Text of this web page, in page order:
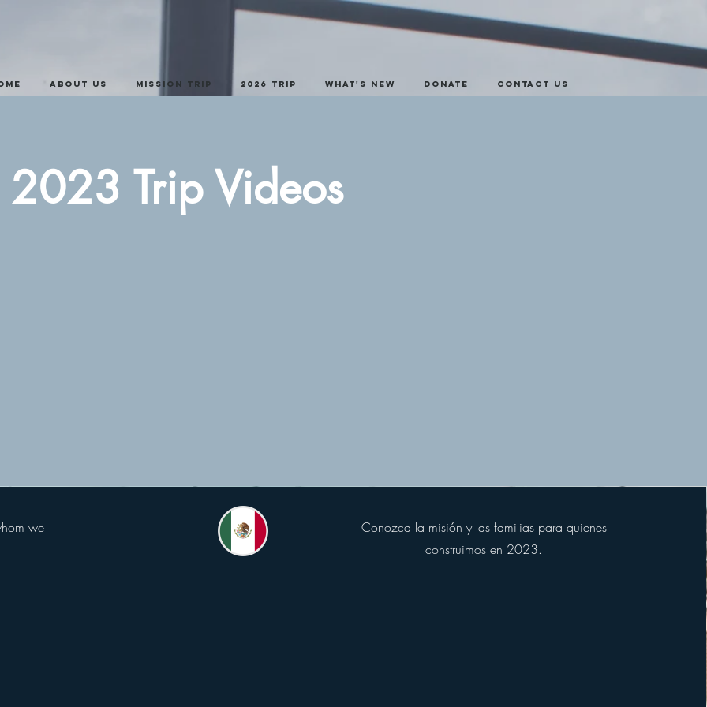
About Us Mission Trip 2026 trip What's New Donate Contact Us
2023 Trip Videos
we
Conozca la misión y las familias para quienes
construimos en 2023.